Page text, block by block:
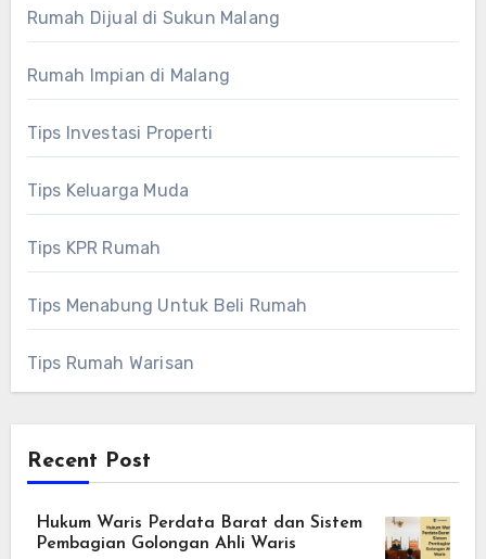
Rumah Dijual di Sukun Malang
Rumah Impian di Malang
Tips Investasi Properti
Tips Keluarga Muda
Tips KPR Rumah
Tips Menabung Untuk Beli Rumah
Tips Rumah Warisan
Recent Post
Hukum Waris Perdata Barat dan Sistem
Pembagian Golongan Ahli Waris